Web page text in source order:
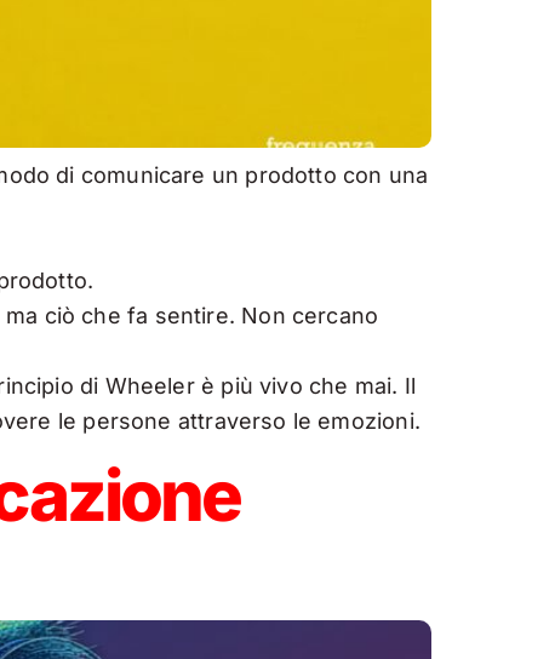
di comunicare un prodotto con una
ciò che fa sentire. Non cercano
di Wheeler è più vivo che mai. Il
le persone attraverso le emozioni.